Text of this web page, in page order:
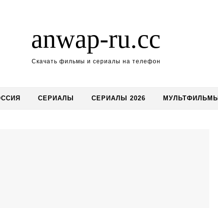
anwap-ru.cc
Скачать фильмы и сериалы на телефон
СЕРИАЛЫ СЕРИАЛЫ 2026 МУЛЬТФИЛЬМЫ